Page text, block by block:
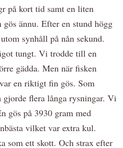
på kort tid samt en liten
ännu. Efter en stund högg
synhåll på nån sekund.
tungt. Vi trodde till en
gädda. Men när fisken
en riktigt fin gös. Som
flera långa rysningar. Vi
gös på 3930 gram med
vilket var extra kul.
som ett skott. Och strax efter